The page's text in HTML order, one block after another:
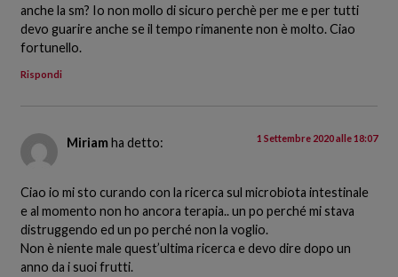
anche la sm? Io non mollo di sicuro perchè per me e per tutti
devo guarire anche se il tempo rimanente non è molto. Ciao
fortunello.
Rispondi
Miriam ha detto: 1 Settembre 2020 alle 18:07
Ciao io mi sto curando con la ricerca sul microbiota intestinale
e al momento non ho ancora terapia.. un po perché mi stava
distruggendo ed un po perché non la voglio.
Non è niente male quest’ultima ricerca e devo dire dopo un
anno da i suoi frutti.